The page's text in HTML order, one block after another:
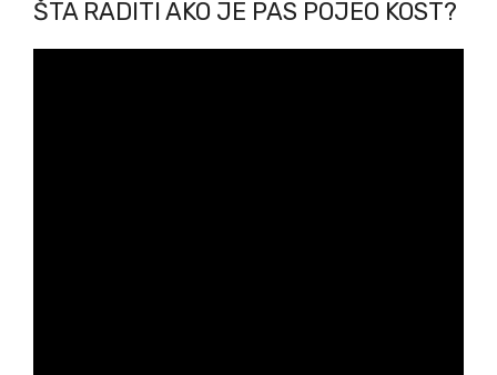
ŠTA RADITI AKO JE PAS POJEO KOST?